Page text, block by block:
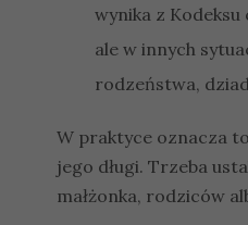
wynika z
ale w innych
rodzeństwa,
W praktyce oznacza
jego długi. Trzeba
małżonka, rodziców